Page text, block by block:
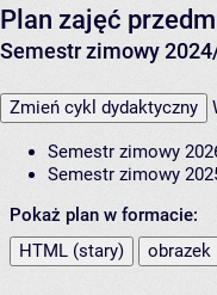
Plan zajęć
Semestr zimowy
Zmień cykl dydaktyczny
Semestr zimowy
Semestr zimowy
Pokaż plan w formacie:
HTML (stary)
obrazek